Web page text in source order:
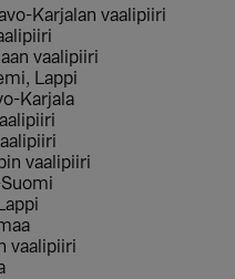
Karjalan vaalipiiri
vaalipiiri
Lappi
Karjala
vaalipiiri
vaalipiiri